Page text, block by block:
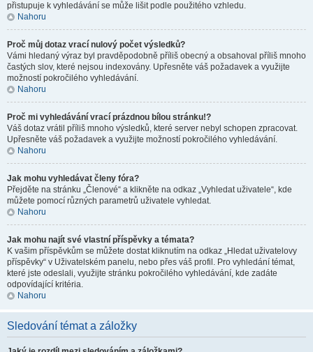
přistupuje k vyhledávání se může lišit podle použitého vzhledu.
Nahoru
Proč můj dotaz vrací nulový počet výsledků?
Vámi hledaný výraz byl pravděpodobně příliš obecný a obsahoval příliš mnoho
častých slov, které nejsou indexovány. Upřesněte váš požadavek a využijte
možností pokročilého vyhledávání.
Nahoru
Proč mi vyhledávání vrací prázdnou bílou stránku!?
Váš dotaz vrátil příliš mnoho výsledků, které server nebyl schopen zpracovat.
Upřesněte váš požadavek a využijte možností pokročilého vyhledávání.
Nahoru
Jak mohu vyhledávat členy fóra?
Přejděte na stránku „Členové“ a klikněte na odkaz „Vyhledat uživatele“, kde
můžete pomocí různých parametrů uživatele vyhledat.
Nahoru
Jak mohu najít své vlastní příspěvky a témata?
K vašim příspěvkům se můžete dostat kliknutím na odkaz „Hledat uživatelovy
příspěvky“ v Uživatelském panelu, nebo přes váš profil. Pro vyhledání témat,
které jste odeslali, využijte stránku pokročilého vyhledávání, kde zadáte
odpovídající kritéria.
Nahoru
Sledování témat a záložky